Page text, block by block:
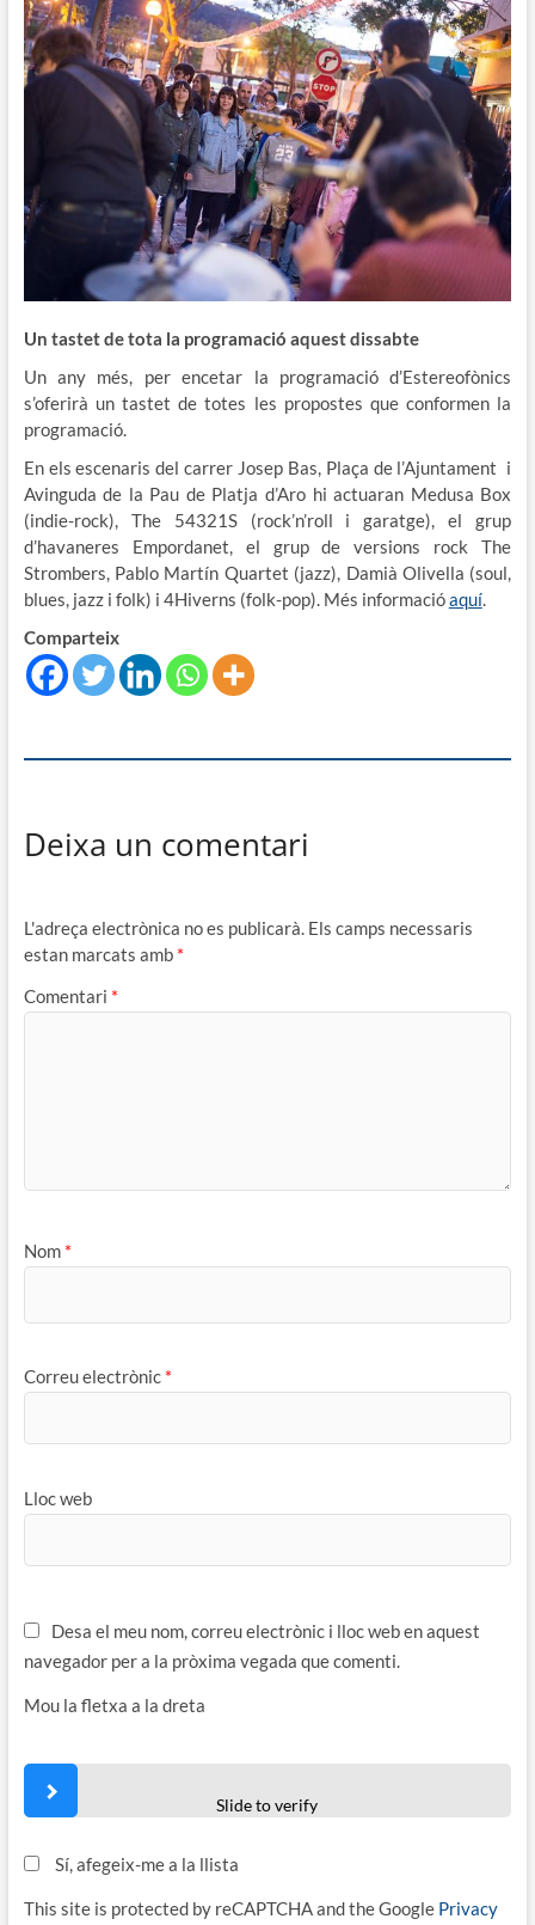
Un tastet de tota la programació aquest dissabte
Un any més, per encetar la programació d’Estereofònics
s’oferirà un tastet de totes les propostes que conformen la
programació.
En els escenaris del carrer Josep Bas, Plaça de l’Ajuntament i
Avinguda de la Pau de Platja d’Aro hi actuaran Medusa Box
(indie-rock), The 54321S (rock’n’roll i garatge), el grup
d’havaneres Empordanet, el grup de versions rock The
Strombers, Pablo Martín Quartet (jazz), Damià Olivella (soul,
blues, jazz i folk) i 4Hiverns (folk-pop). Més informacióaquí.
Comparteix
Deixa un comentari
L'adreça electrònica no es publicarà. Els camps necessaris
estan marcats amb *
Comentari *
Nom *
Correu electrònic *
Lloc web
Desa el meu nom, correu electrònic i lloc web en aquest
navegador per a la pròxima vegada que comenti.
Mou la fletxa a la dreta
Slide to verify
Sí, afegeix-me a la llista
This site is protected by reCAPTCHA and the Google Privacy